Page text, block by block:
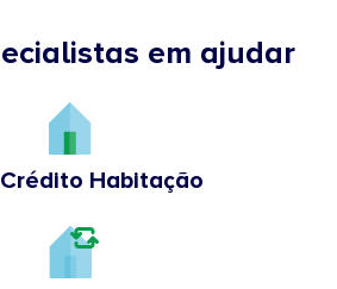
em ajudar
Habitação